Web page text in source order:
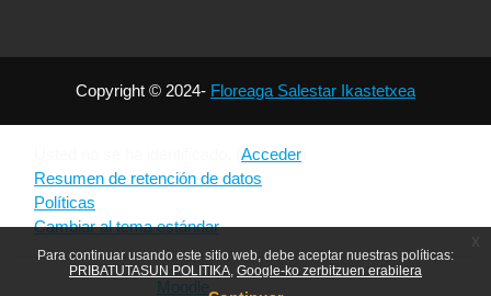
Copyright © 2024- Floreaga Salestar Ikastetxea
Acceder
Resumen de retención de datos
Políticas
Cambiar al tema estándar
Moodle
Para continuar usando este sitio web, debe aceptar nuestras políticas:
PRIBATUTASUN POLITIKA Google-ko zerbitzuen erabilera